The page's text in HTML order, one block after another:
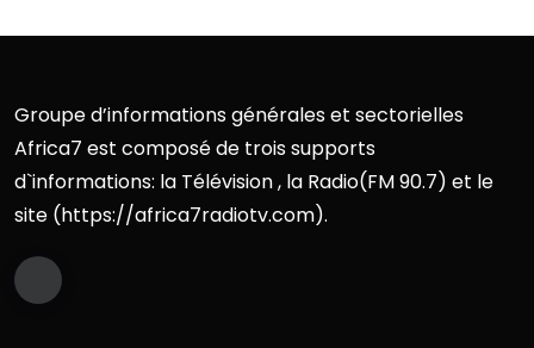
Groupe d’informations générales et sectorielles
Africa7 est composé de trois supports
d`informations: la Télévision , la Radio(FM 90.7) et le
site (https://africa7radiotv.com).